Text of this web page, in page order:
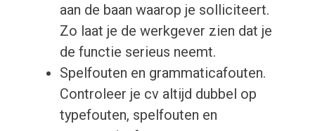
aan de baan waarop je solliciteert.
Zo laat je de werkgever zien dat je
de functie serieus neemt.
Spelfouten en grammaticafouten.
Controleer je cv altijd dubbel op
typefouten, spelfouten en